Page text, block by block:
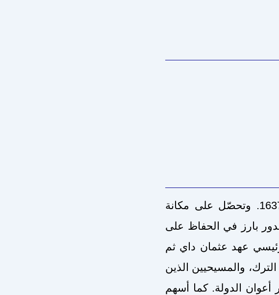
تزامن صعود علي ثابت مع انتقال الحكم إلى يوسف داي بين 1610 و1637. وتحصّل على مكانة
بارز في الحفاظ على
عهد عثمان داي ثم
والمسيحيين الذين
أعوان الدولة. كما أسهم